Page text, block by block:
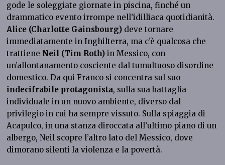
gode le soleggiate giornate in piscina, finché un
drammatico evento irrompe nell’idilliaca quotidianità.
Alice (Charlotte Gainsbourg) deve tornare
immediatamente in Inghilterra, ma c’è qualcosa che
trattiene Neil (Tim Roth) in Messico, con
un’allontanamento cosciente dal tumultuoso disordine
domestico. Da qui Franco si concentra sul suo
indecifrabile protagonista, sulla sua battaglia
individuale in un nuovo ambiente, diverso dal
privilegio in cui ha sempre vissuto. Sulla spiaggia di
Acapulco, in una stanza diroccata all’ultimo piano di un
albergo, Neil scopre l’altro lato del Messico, dove
dimorano silenti la violenza e la povertà.